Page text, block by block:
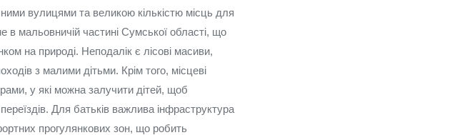
вулицями та великою кількістю місць для
в мальовничій частині Сумської області, що
на природі. Неподалік є лісові масиви,
з малими дітьми. Крім того, місцеві
у які можна залучити дітей, щоб
Для батьків важлива інфраструктура
прогулянкових зон, що робить